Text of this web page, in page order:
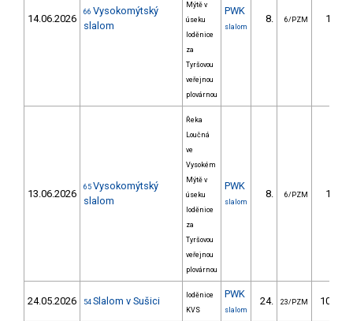
14.06.2026
66 Vysokomýtský
slalom
Mýtě v
úseku
loděnice
za
Tyršovou
veřejnou
plovárnou
PWK
slalom
8. 6/PZM 18.40
13.06.2026
65 Vysokomýtský
slalom
Řeka
Loučná
ve
Vysokém
Mýtě v
úseku
loděnice
za
Tyršovou
veřejnou
plovárnou
PWK
slalom
8. 6/PZM 18.40
24.05.2026 54 Slalom v Sušici
loděnice
KVS
PWK
slalom
24. 23/PZM 103.52